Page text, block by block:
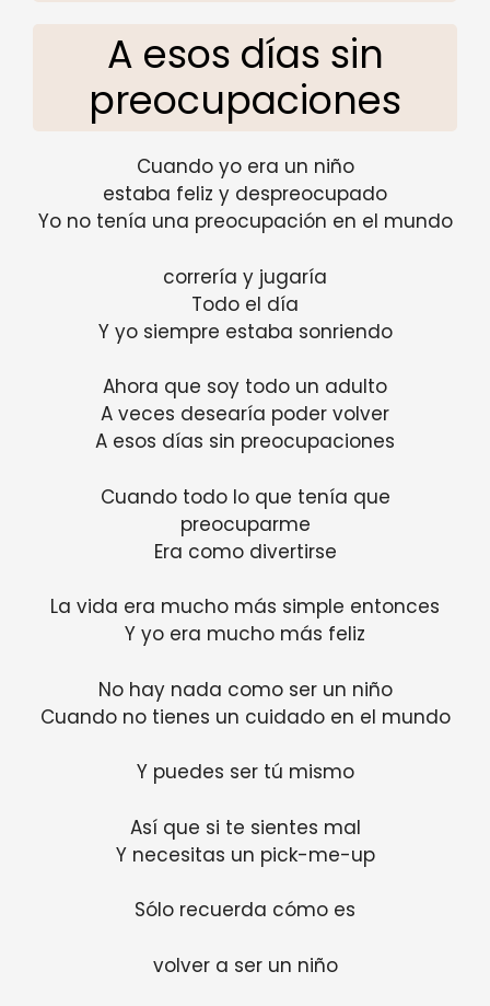
A esos días sin
preocupaciones
Cuando yo era un niño
estaba feliz y despreocupado
Yo no tenía una preocupación en el mundo
correría y jugaría
Todo el día
Y yo siempre estaba sonriendo
Ahora que soy todo un adulto
A veces desearía poder volver
A esos días sin preocupaciones
Cuando todo lo que tenía que
preocuparme
Era como divertirse
La vida era mucho más simple entonces
Y yo era mucho más feliz
No hay nada como ser un niño
Cuando no tienes un cuidado en el mundo
Y puedes ser tú mismo
Así que si te sientes mal
Y necesitas un pick-me-up
Sólo recuerda cómo es
volver a ser un niño